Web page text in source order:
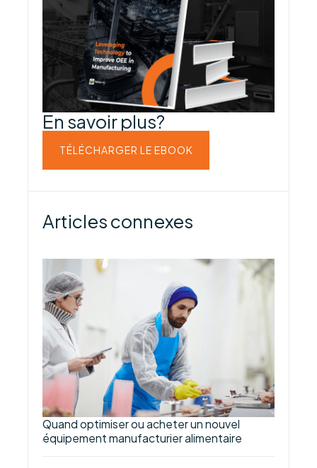
En savoir plus?
TÉLÉCHARGER LE EBOOK
Articles connexes
Quand optimiser ou acheter un nouvel
équipement manufacturier alimentaire